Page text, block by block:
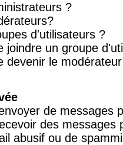
?
d'utilisateurs ?
joindre un groupe
devenir le
de messages
des messages
abusif ou de